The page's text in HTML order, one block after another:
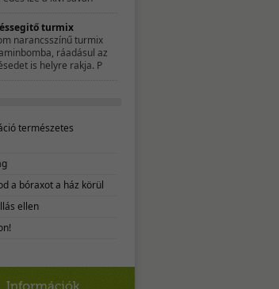
turmix
narancsszínű turmix
ráadásul az
is helyre rakja. P
természetes
a bóraxot a ház körül
ellen